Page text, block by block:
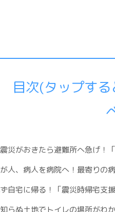
目次(タップす
災がおきたら避難所へ急げ！
人、病人を病院へ！最寄りの
自宅に帰る！「震災時帰宅支
らぬ土地でトイレの場所がわ